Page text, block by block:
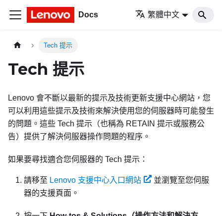
Docs 繁體中文
Tech 提示
Tech 提示
Lenovo 會不斷以最新的提示及技術更新支援中心網站，您
可以利用這些提示及技術來解決使用您的伺服器時可能發生
的問題。這些 Tech 提示（也稱為 RETAIN 提示或服務公
告）提供了解決伺服器操作問題的程序。
如果要尋找適合您伺服器的 Tech 提示：
請移至 Lenovo 支援中心入口網站
並瀏覽至您伺服
器的支援頁面。